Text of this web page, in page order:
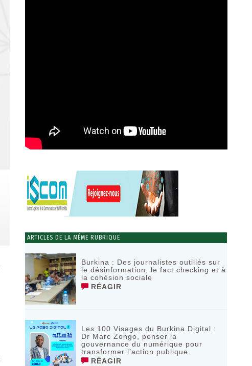
ARTICLES DE LA MÊME RUBRIQUE
Burkina : Des journalistes outillés sur
le désinformation, le fact checking et à
la cohésion sociale
RÉAGIR
Les 100 Visages du Burkina Digital :
Dr Marc Zongo, penser la
gouvernance du numérique pour
transformer l’action publique
RÉAGIR